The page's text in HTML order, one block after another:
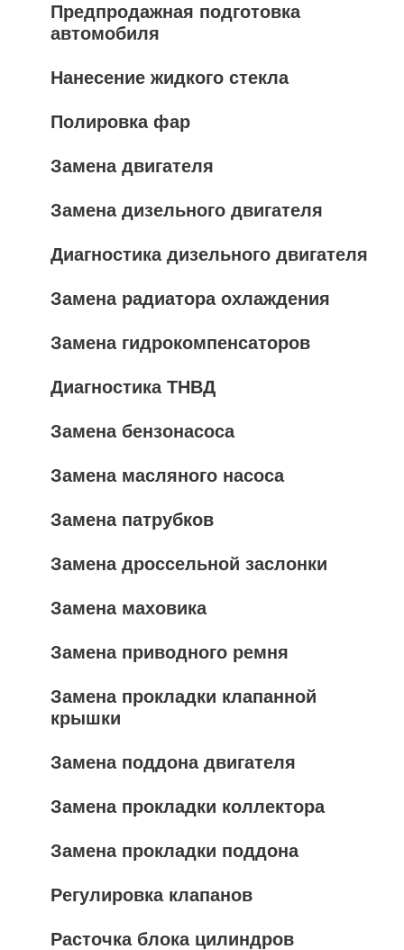
Предпродажная подготовка
автомобиля
Нанесение жидкого стекла
Полировка фар
Замена двигателя
Замена дизельного двигателя
Диагностика дизельного двигателя
Замена радиатора охлаждения
Замена гидрокомпенсаторов
Диагностика ТНВД
Замена бензонасоса
Замена масляного насоса
Замена патрубков
Замена дроссельной заслонки
Замена маховика
Замена приводного ремня
Замена прокладки клапанной
крышки
Замена поддона двигателя
Замена прокладки коллектора
Замена прокладки поддона
Регулировка клапанов
Расточка блока цилиндров